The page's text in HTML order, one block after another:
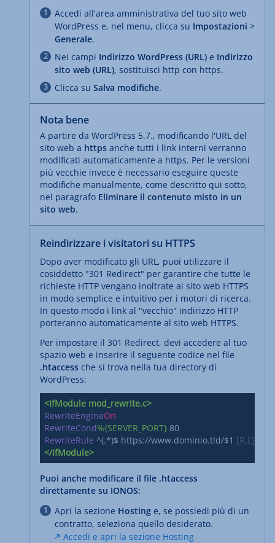
Accedi all'area amministrativa del tuo sito web
WordPress e, nel menu, clicca su Impostazioni >
Generale.
Nei campi Indirizzo WordPress (URL) e Indirizzo
sito web (URL), sostituisci http con https.
Clicca su Salva modifiche.
Nota bene
A partire da WordPress 5.7., modificando l'URL del
sito web a https anche tutti i link interni verranno
modificati automaticamente a https. Per le versioni
più vecchie invece è necessario eseguire queste
modifiche manualmente, come descritto qui sotto,
nel paragrafo Eliminare il contenuto misto in un
sito web.
Reindirizzare i visitatori su HTTPS
Dopo aver modificato gli URL, puoi utilizzare il
cosiddetto "301 Redirect" per garantire che tutte le
richieste HTTP vengano inoltrate al sito web HTTPS
in modo semplice e intuitivo per i motori di ricerca.
In questo modo i link al "vecchio" indirizzo HTTP
porteranno automaticamente al sito web HTTPS.
Per impostare il 301 Redirect, devi accedere al tuo
spazio web e inserire il seguente codice nel file
.htaccess che si trova nella tua directory di
WordPress:
<IfModule mod_rewrite.c>
RewriteEngineOn
RewriteCond%{SERVER_PORT}
RewriteRule ^(.*)$ https://www.dominio.tld/$1 [R,L]
</IfModule>
Puoi anche modificare il file .htaccess
direttamente su IONOS:
Apri la sezione Hosting e, se possiedi più di un
contratto, seleziona quello desiderato.
Accedi e apri la sezione Hosting